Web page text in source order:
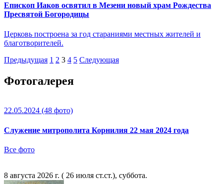
Епископ Иаков освятил в Мезени новый храм Рождества
Пресвятой Богородицы
Церковь построена за год стараниями местных жителей и
благотворителей.
Предыдущая 1 2 3 4 5 Следующая
Фотогалерея
22.05.2024 (48 фото)
Служение митрополита Корнилия 22 мая 2024 года
Все фото
8 августа 2026 г. ( 26 июля ст.ст.), суббота.